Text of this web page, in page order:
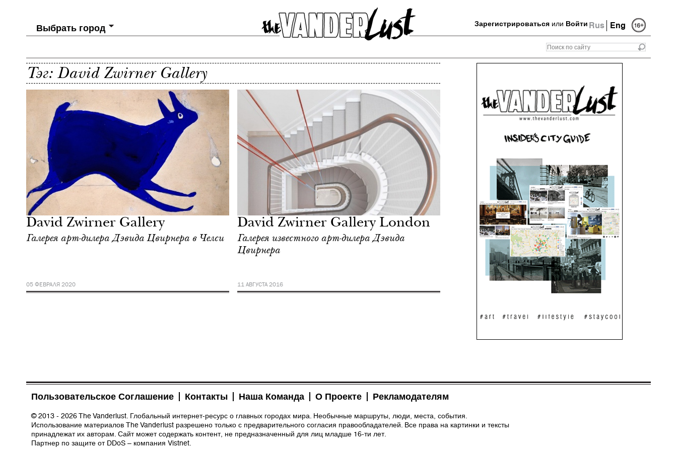
Rus Eng
Зарегистрироваться или Войти
Выбрать город
Тэг: David Zwirner Gallery
David Zwirner Gallery
Галерея арт-дилера Дэвида Цвирнера в Челси
05 ФЕВРАЛЯ 2020
Культура
Лондон
David Zwirner Gallery London
Галерея известного арт-дилера Дэвида
Цвирнера
11 АВГУСТА 2016
Пользовательское Соглашение Контакты Наша Команда О Проекте Рекламодателям
© 2013 - 2026 The Vanderlust. Глобальный интернет-ресурс о главных городах мира. Необычные маршруты, люди, места, события.
Использование материалов The Vanderlust разрешено только с предварительного согласия правообладателей. Все права на картинки и тексты
принадлежат их авторам. Сайт может содержать контент, не предназначенный для лиц младше 16-ти лет.
Партнер по защите от DDoS – компания Vistnet